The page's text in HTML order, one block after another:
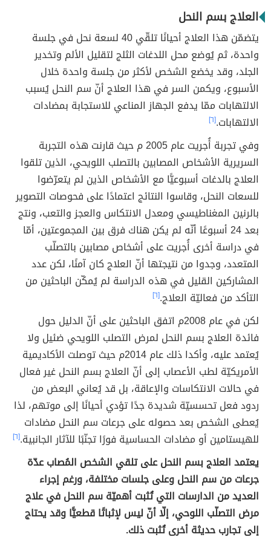
العلاج بسم النحل
يتضمّن هذا العلاج أحيانًا تلقّي 40 لسعة نحل في جلسة
واحدة، ثم يُوضع محل اللدغات الثلج لتقليل الألم وتخدير
الجلد، وقد يخضع الشخص لأكثر من جلسة واحدة خلال
الأسبوع، ويكمن السر في هذا العلاج أنّ سم النحل يُسبب
الالتهابات ممّا يدفع الجهاز المناعي للاستجابة بمضادات
الالتهابات.[٦]
وفي تجربة أُجريت عام 2005 م حيث قارنت هذه التجربة
السريرية الأشخاص المصابين بالتصلب اللويحي، الذين تلقوا
العلاج بالدغات أسبوعيًّا مع الأشخاص الذين لم يتعرّضوا
للسعات النحل، وقاسوا النتائج اعتمادًا على فحوصات التصوير
بالرنين المغناطيسي ومعدل الانتكاس والعجز والتعب، ونتج
بعد 24 أسبوعًا أنّه لم يكن هناك فرق بين المجموعتين، أمّا
في دراسة أخرى أُجريت على أشخاص مصابين بالتصلّب
المتعدد، وجدوا من نتيجتها أنّ العلاج كان آمنًا، لكن عدد
المشاركين القليل في هذه الدراسة لم يُمكّن الباحثين من
التأكد من فعاليّة العلاج.[٦]
لكن في عام 2008م اتفق الباحثين على أنّ الدليل حول
فائدة العلاج بسم النحل لمرض التصلب اللويحي ضئيل ولا
يُعتمد عليه، وأكدا ذلك عام 2014م حيث توصلت الأكاديمية
الأمريكيّة لطب الأعصاب إلى أنّ العلاج بسم النحل غير فعال
في حالات الانتكاسات والإعاقة، بل قد يُعاني البعض من
ردود فعل تحسسيّة شديدة جدًا تؤدي أحيانًا إلى موتهم، لذا
يُعطى الشخص بعد حصوله على جرعات سم النحل مضادات
للهيستامين أو مضادات الحساسية فورًا تجنّبًا للآثار الجانبية.[٦]
يعتمد العلاج بسم النحل على تلقي الشخص المُصاب عدّة
جرعات من سم النحل وعلى جلسات مختلفة، ورغم إجراء
العديد من الدارسات التي تُثبت أهميّة سم النحل في علاج
مرض التصلّب اللوحي، إلّا أنّ ليس لإثباتًا قطعيًّا وقد يحتاج
إلى تجارب حديثة أخرى تُثبت ذلك.